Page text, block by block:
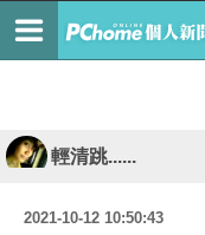
輕清跳......
2021-10-12 10:50:43